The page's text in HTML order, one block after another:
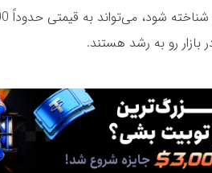
بازار رو به رشد هستند.